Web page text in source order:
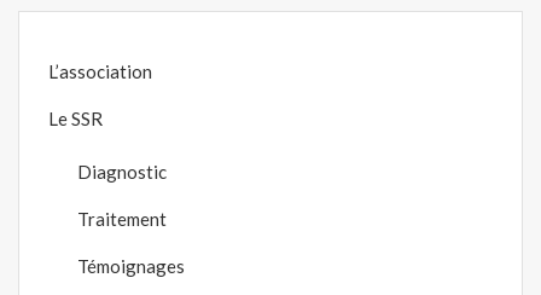
L’association
Le SSR
Diagnostic
Traitement
Témoignages